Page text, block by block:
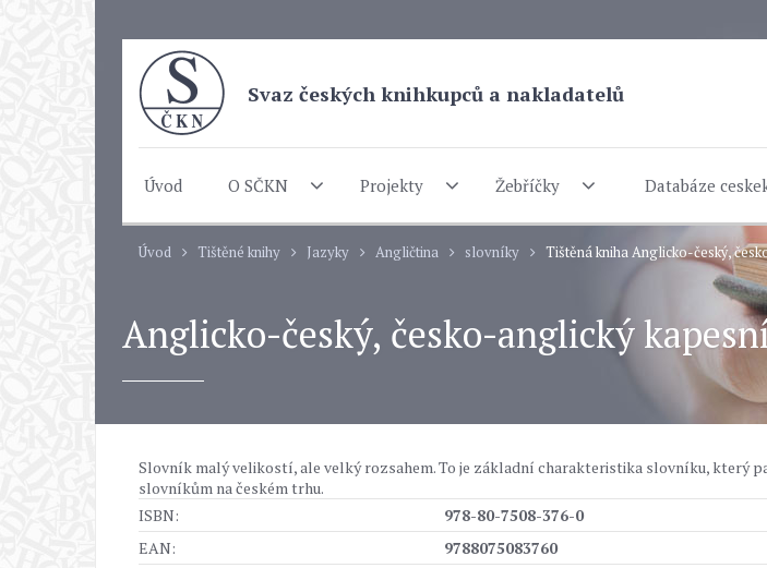
Svaz českých knihkupců a nakladatelů
Úvod O SČKN Projekty Žebříčky Databáze
Úvod Tištěné knihy Jazyky Angličtina slovníky Tištěná kniha Anglicko-český,
Anglicko-český, česko-anglický
Slovník malý velikostí, ale velký rozsahem. To je základní charakteristika slovníku, který
slovníkům na českém trhu.
ISBN:
978-80-7508-376-0
EAN:
9788075083760